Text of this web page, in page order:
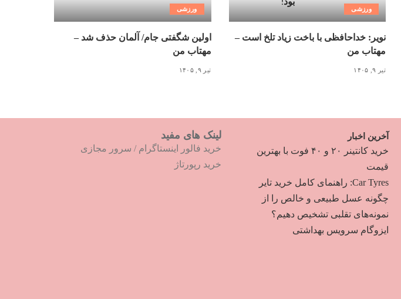
ورزشی
نویر: خداحافظی با باخت زیاد تلخ است –
مهتاب من
تیر ۹, ۱۴۰۵
ورزشی
اولین شگفتی جام/ آلمان حذف شد –
مهتاب من
تیر ۹, ۱۴۰۵
آخرین اخبار
خرید کانتینر ۲۰ و ۴۰ فوت با بهترین
قیمت
Car Tyres: راهنمای کامل خرید تایر
چگونه عسل طبیعی و خالص را از
نمونه‌های تقلبی تشخیص دهیم؟
ایزوگام سرویس بهداشتی
لینک های مفید
خرید فالور اینستاگرام / سرور مجازی
خرید رپورتاژ